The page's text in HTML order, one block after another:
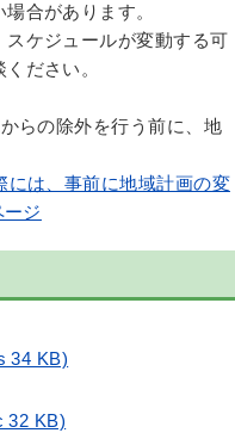
合があります。
スケジュールが変動する可
ださい。
らの除外を行う前に、地
には、事前に地域計画の変
ジ
34 KB)
32 KB)